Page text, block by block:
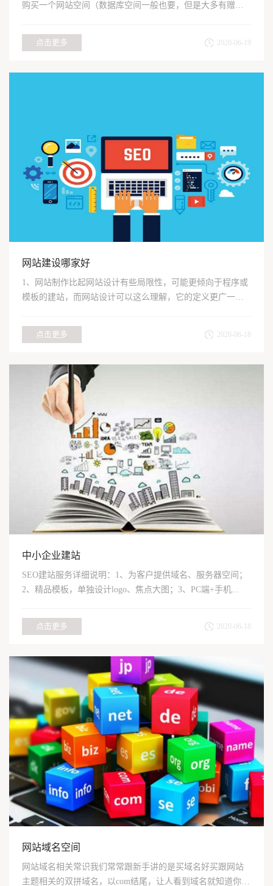
购买一个网站空间（数据库空间一般也要，但是大多有赠
点击更多 2020-06-19
网站建设哪家好
1、网站制作比起网站设计有些局限性，可能更倾向于程序或
模板的建站，而网站设计可以这么理解，它的定义更广一
点击更多 2020-06-18
中小企业建站
SEO建站服务详细说明：1、为客户提供域名、服务器空间；
2、精品模板，单独设计logo、焦点大图；3、PC端+手机...
点击更多 2020-06-18
网站域名空间
网站域名相关常识我们常常跟新手讲的是买域名好买跟网站
主题相关的双拼域名，以com结尾，让人看到域名就知道你是